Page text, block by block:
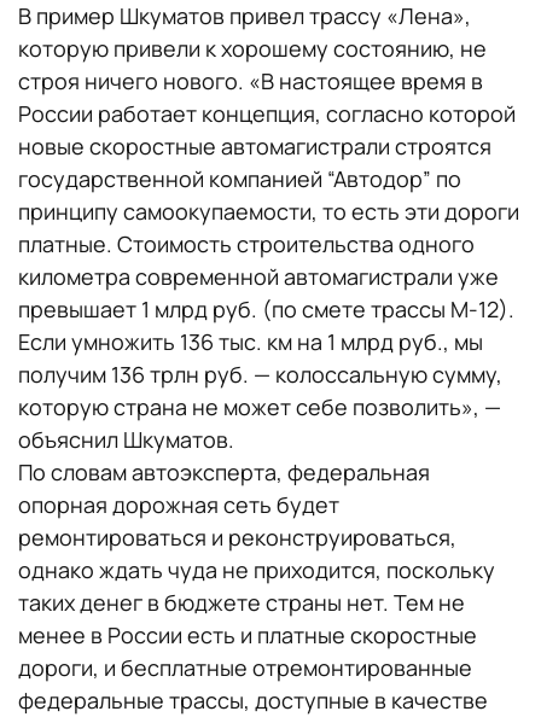
В пример Шкуматов привел трассу «Лена»,
которую привели к хорошему состоянию, не
строя ничего нового. «В настоящее время в
России работает концепция, согласно которой
новые скоростные автомагистрали строятся
государственной компанией “Автодор” по
принципу самоокупаемости, то есть эти дороги
платные. Стоимость строительства одного
километра современной автомагистрали уже
превышает 1 млрд руб. (по смете трассы М-12).
Если умножить 136 тыс. км на 1 млрд руб., мы
получим 136 трлн руб. — колоссальную сумму,
которую страна не может себе позволить», —
объяснил Шкуматов.
По словам автоэксперта, федеральная
опорная дорожная сеть будет
ремонтироваться и реконструироваться,
однако ждать чуда не приходится, поскольку
таких денег в бюджете страны нет. Тем не
менее в России есть и платные скоростные
дороги, и бесплатные отремонтированные
федеральные трассы, доступные в качестве